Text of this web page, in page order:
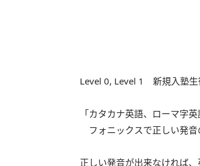
Level 0, Level 1 新規入塾生
「カタカナ英語、ローマ字
フォニックスで正しい発音
正しい発音が出来なければ